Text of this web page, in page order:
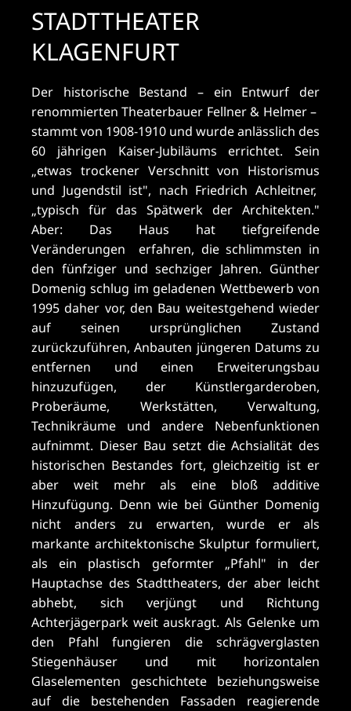
STADTTHEATER
KLAGENFURT
Der historische Bestand – ein Entwurf der
renommierten Theaterbauer Fellner & Helmer –
stammt von 1908-1910 und wurde anlässlich des
60 jährigen Kaiser-Jubiläums errichtet. Sein
„etwas trockener Verschnitt von Historismus
und Jugendstil ist", nach Friedrich Achleitner,
„typisch für das Spätwerk der Architekten."
Aber: Das Haus hat tiefgreifende
Veränderungen erfahren, die schlimmsten in
den fünfziger und sechziger Jahren. Günther
Domenig schlug im geladenen Wettbewerb von
1995 daher vor, den Bau weitestgehend wieder
auf seinen ursprünglichen Zustand
zurückzuführen, Anbauten jüngeren Datums zu
entfernen und einen Erweiterungsbau
hinzuzufügen, der Künstlergarderoben,
Proberäume, Werkstätten, Verwaltung,
Technikräume und andere Nebenfunktionen
aufnimmt. Dieser Bau setzt die Achsialität des
historischen Bestandes fort, gleichzeitig ist er
aber weit mehr als eine bloß additive
Hinzufügung. Denn wie bei Günther Domenig
nicht anders zu erwarten, wurde er als
markante architektonische Skulptur formuliert,
als ein plastisch geformter „Pfahl" in der
Hauptachse des Stadttheaters, der aber leicht
abhebt, sich verjüngt und Richtung
Achterjägerpark weit auskragt. Als Gelenke um
den Pfahl fungieren die schrägverglasten
Stiegenhäuser und mit horizontalen
Glaselementen geschichtete beziehungsweise
auf die bestehenden Fassaden reagierende